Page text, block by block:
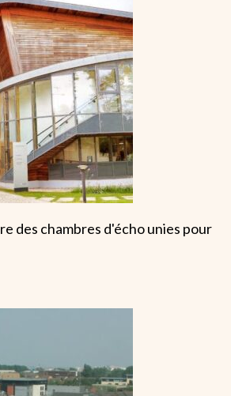
des chambres d'écho unies pour